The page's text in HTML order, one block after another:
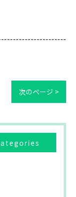
次のページ >